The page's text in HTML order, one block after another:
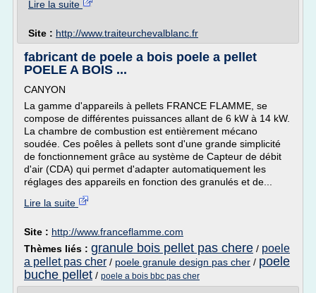
Lire la suite
Site : http://www.traiteurchevalblanc.fr
fabricant de poele a bois poele a pellet
POELE A BOIS ...
CANYON
La gamme d'appareils à pellets FRANCE FLAMME, se
compose de différentes puissances allant de 6 kW à 14 kW.
La chambre de combustion est entièrement mécano
soudée. Ces poêles à pellets sont d'une grande simplicité
de fonctionnement grâce au système de Capteur de débit
d'air (CDA) qui permet d'adapter automatiquement les
réglages des appareils en fonction des granulés et de...
Lire la suite
Site : http://www.franceflamme.com
Thèmes liés : granule bois pellet pas chere / poele
a pellet pas cher / poele granule design pas cher / poele
buche pellet / poele a bois bbc pas cher